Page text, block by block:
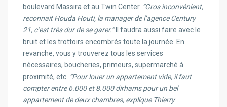
boulevard Massira et au Twin Center. “Gros inconvénient,
reconnait Houda Houti, la manager de l’agence Century
21, c’est très dur de se garer.”Il faudra aussi faire avec le
bruit et les trottoirs encombrés toute la journée. En
revanche, vous y trouverez tous les services
nécessaires, boucheries, primeurs, supermarché à
proximité, etc. “Pour louer un appartement vide, il faut
compter entre 6.000 et 8.000 dirhams pour un bel
appartement de deux chambres, explique Thierry